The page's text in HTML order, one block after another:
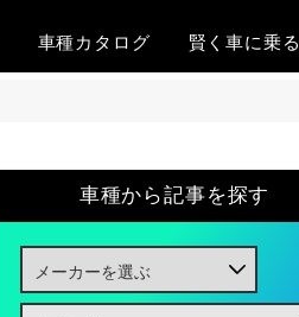
車種カタログ 賢く車に乗る
車種から記事を探す